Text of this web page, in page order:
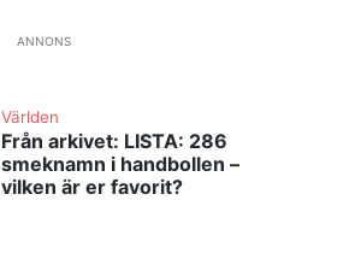
ANNONS
Världen
Från arkivet: LISTA: 286
smeknamn i handbollen –
vilken är er favorit?